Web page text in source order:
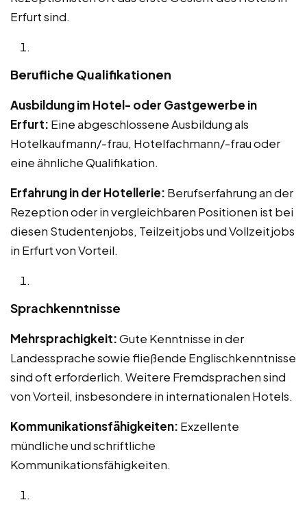
Erfurt sind.
Berufliche Qualifikationen
Ausbildung im Hotel- oder Gastgewerbe in
Erfurt: Eine abgeschlossene Ausbildung als
Hotelkaufmann/-frau, Hotelfachmann/-frau oder
eine ähnliche Qualifikation.
Erfahrung in der Hotellerie: Berufserfahrung an der
Rezeption oder in vergleichbaren Positionen ist bei
diesen Studentenjobs, Teilzeitjobs und Vollzeitjobs
in Erfurt von Vorteil.
Sprachkenntnisse
Mehrsprachigkeit:Gute Kenntnisse in der
Landessprache sowie fließende Englischkenntnisse
sind oft erforderlich. Weitere Fremdsprachen sind
von Vorteil, insbesondere in internationalen Hotels.
Kommunikationsfähigkeiten: Exzellente
mündliche und schriftliche
Kommunikationsfähigkeiten.